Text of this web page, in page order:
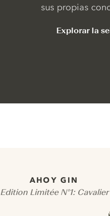
sus propias
Explorar la
AHOY GIN
Edition Limitée N°1: Cavalier